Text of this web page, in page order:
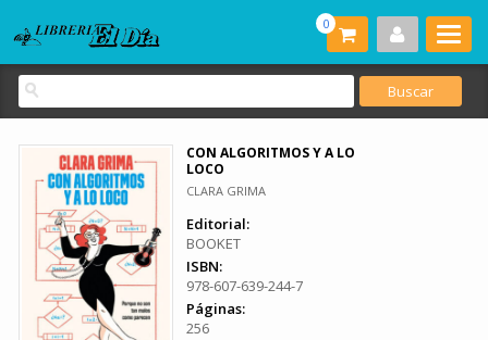
0
CON ALGORITMOS Y A LO
LOCO
CLARA GRIMA
Editorial:
BOOKET
ISBN:
978-607-639-244-7
Páginas:
256